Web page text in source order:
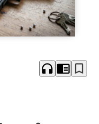
headphones chrome_reader_mode bookmark_border